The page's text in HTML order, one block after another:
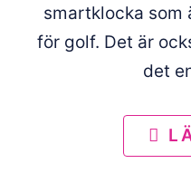
smartklocka som
för golf. Det är
det